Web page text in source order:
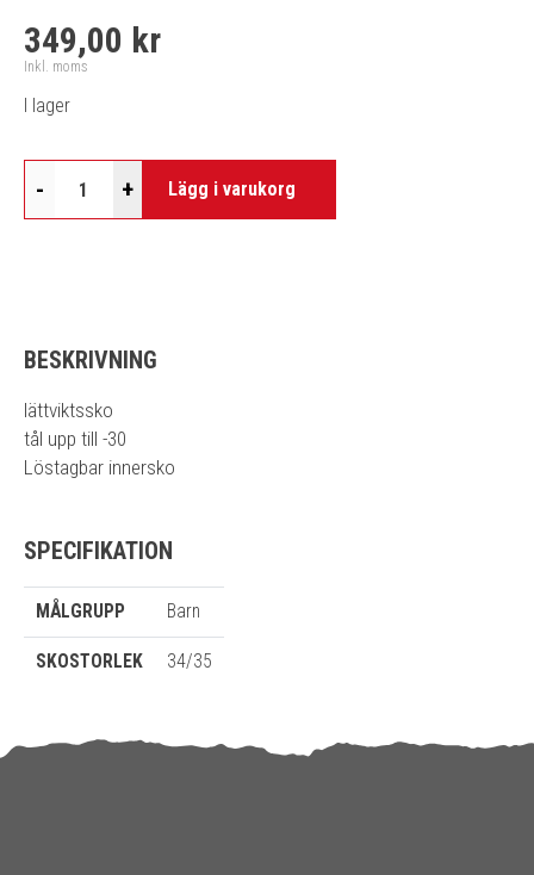
349,00 kr
Inkl. moms
I lager
- + Lägg i varukorg
BESKRIVNING
lättviktssko
tål upp till -30
Löstagbar innersko
SPECIFIKATION
MÅLGRUPP Barn
SKOSTORLEK 34/35